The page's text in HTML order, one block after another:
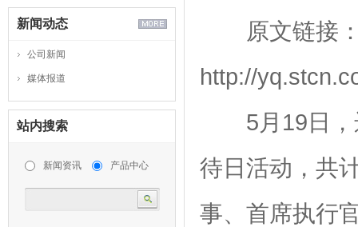
新闻动态
公司新闻
媒体报道
站内搜索
新闻资讯 产品中心
原文链接
http://
5月19日
待日活动，共
事、首席执行